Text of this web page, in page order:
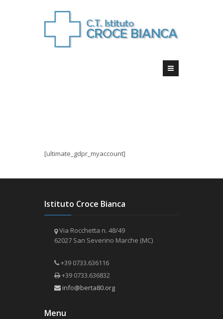
[ultimate_gdpr_myaccount]
Istituto Croce Bianca
Via Rocchetta n. 48/49
62027 San Severino Marche (MC)
+39 0733.636116
+39 0733.636832
info@berta80.org
Menu